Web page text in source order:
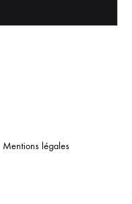
Mentions légales